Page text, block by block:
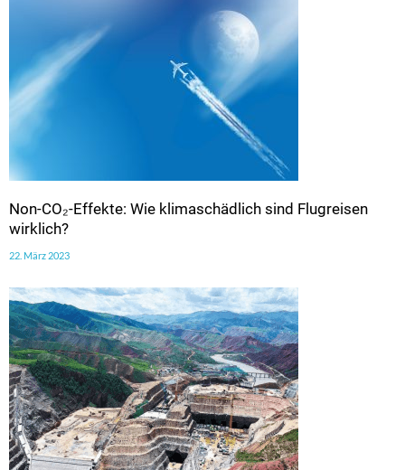
Non-CO₂-Effekte: Wie klimaschädlich sind Flugreisen
wirklich?
22. März 2023